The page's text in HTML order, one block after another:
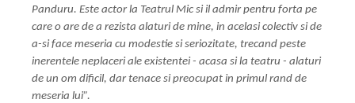
Panduru. Este actor la Teatrul Mic si il admir pentru forta pe
care o are de a rezista alaturi de mine, in acelasi colectiv si de
a-si face meseria cu modestie si seriozitate, trecand peste
inerentele neplaceri ale existentei - acasa si la teatru - alaturi
de un om dificil, dar tenace si preocupat in primul rand de
meseria lui”.